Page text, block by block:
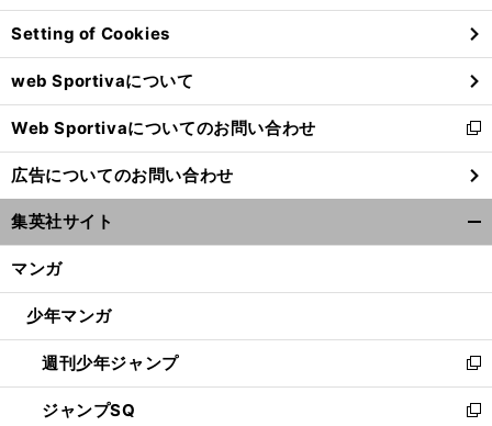
ン
ド
ウ
で
開
く
Setting of Cookies
web Sportivaについて
Web Sportivaについてのお問い合わせ
新
し
い
ウ
ィ
ン
ウ
開
く
広告についてのお問い合わせ
集英社サイト
マンガ
少年マンガ
週刊少年ジャンプ
新
し
い
ジャンプSQ
新